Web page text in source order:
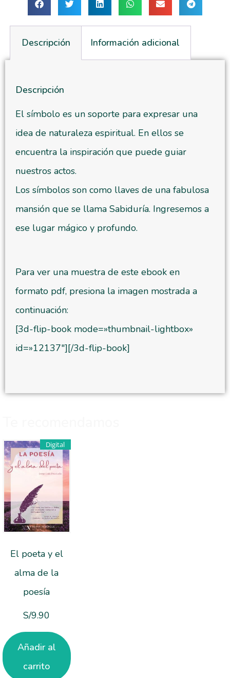
Descripción Información adicional
Descripción
El símbolo es un soporte para expresar una
idea de naturaleza espiritual. En ellos se
encuentra la inspiración que puede guiar
nuestros actos.
Los símbolos son como llaves de una fabulosa
mansión que se llama Sabiduría. Ingresemos a
ese lugar mágico y profundo.
Para ver una muestra de este ebook en
formato pdf, presiona la imagen mostrada a
continuación:
[3d-flip-book mode=»thumbnail-lightbox»
id=»12137″][/3d-flip-book]
Digital
El poeta y el
alma de la
poesía
S/9.90
Añadir al
carrito